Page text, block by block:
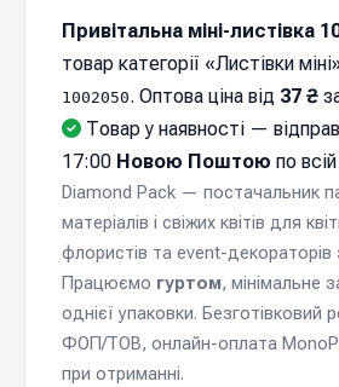
Привітальна міні-листівка
товар категорії «Листівки
1002050. Оптова ціна від 37 ₴
Товар у наявності —
17:00 Новою Поштою по
Diamond Pack — постачальник
матеріалів і свіжих квітів для
флористів та event-декораторів
Працюємо гуртом, мінімальне
однієї упаковки. Безготівковий
ФОП/ТОВ, онлайн-оплата
при отриманні.